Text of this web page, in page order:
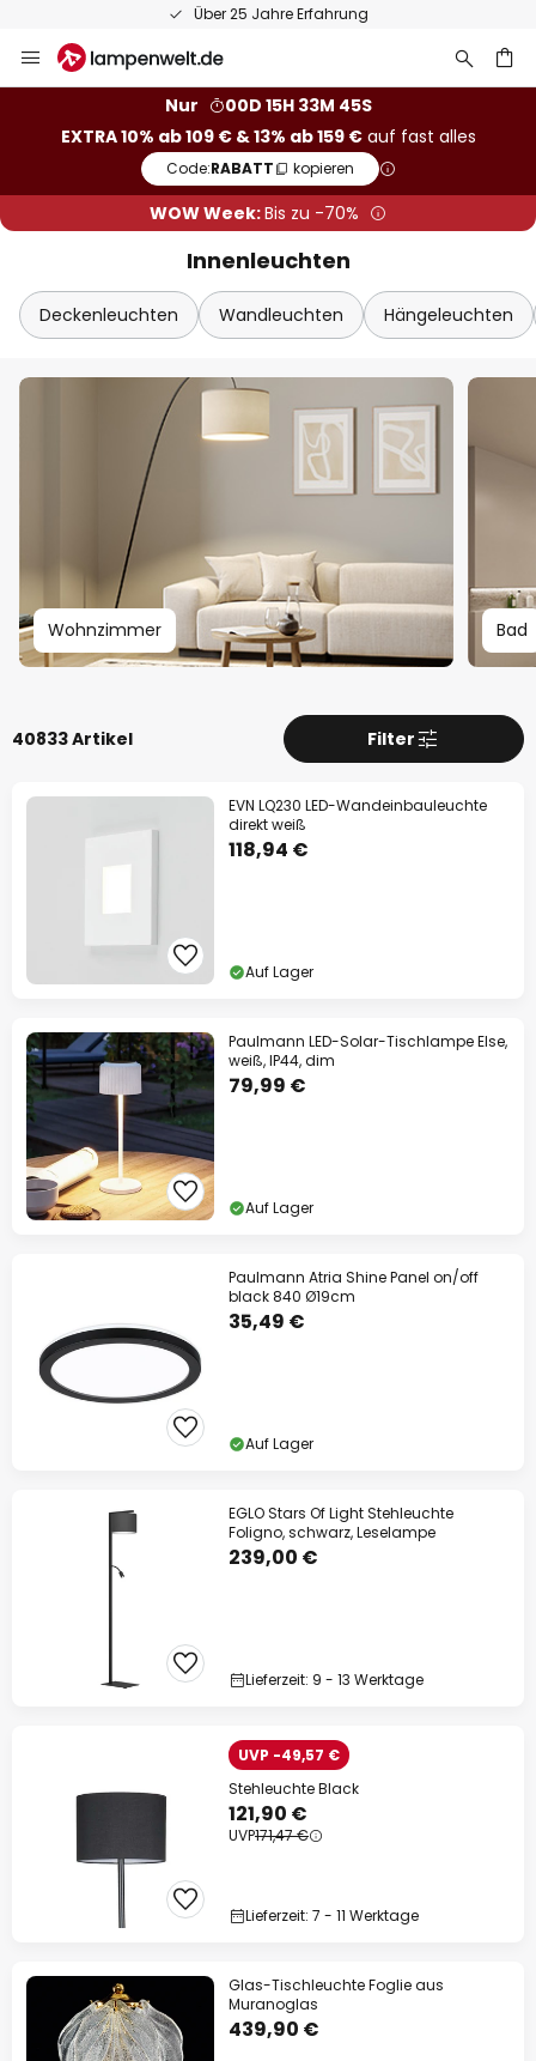
50 Tage kostenlose Retoure
Inhalt
Nur
00D 15H 33M 43S
EXTRA 10% ab 109 € & 13% ab 159 €auf fast alles
Code:RABATT kopieren
WOW Week:Bis zu -70%
Innenleuchten
Deckenleuchten Wandleuchten Hängeleuchten
Wohnzimmer Bad
40833 Artikel Filter
EVN LQ230 LED-Wandeinbauleuchte
direkt weiß
118,94 €
Auf Lager
Paulmann LED-Solar-Tischlampe Else,
weiß, IP44, dim
79,99 €
Auf Lager
Paulmann Atria Shine Panel on/off
black 840 Ø19cm
35,49 €
Auf Lager
EGLO Stars Of Light Stehleuchte
Foligno, schwarz, Leselampe
239,00 €
Lieferzeit: 9 - 13 Werktage
UVP -49,57 €
Stehleuchte Black
121,90 €
UVP171,47 €
Lieferzeit: 7 - 11 Werktage
Glas-Tischleuchte Foglie aus
Muranoglas
439,90 €
Extra-Rabatt
ab 109 €
13% Rabattab 159 €
auf fast alles*
Ihr Code:RABATT kopieren
*Ausgenommene Hersteller